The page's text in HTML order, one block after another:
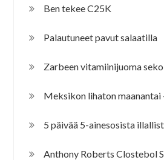
Ben tekee C25K
Palautuneet pavut salaatilla
Zarbeen vitamiinijuoma
Meksikon lihaton maanantai
5 päivää 5-ainesosista
Anthony Roberts Clostebol